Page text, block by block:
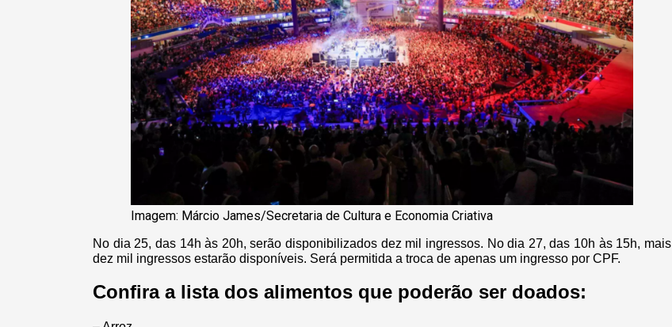
Imagem: Márcio James/Secretaria de Cultura e Economia Criativa
No dia 25, das 14h às 20h, serão disponibilizados dez mil ingressos. No dia 27, das 10h às 15h, mais
dez mil ingressos estarão disponíveis. Será permitida a troca de apenas um ingresso por CPF.
Confira a lista dos alimentos que poderão ser doados: